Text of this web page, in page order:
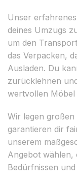
Unser
deines Umzugs
um den
das Verpacken,
Ausladen. Du
zurücklehnen
wertvollen Möbel
Wir legen
garantieren dir
unserem
Angebot wählen,
Bedürfnissen